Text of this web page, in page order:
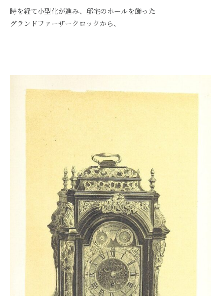
時を経て小型化が進み、邸宅のホールを飾った
グランドファーザークロックから、